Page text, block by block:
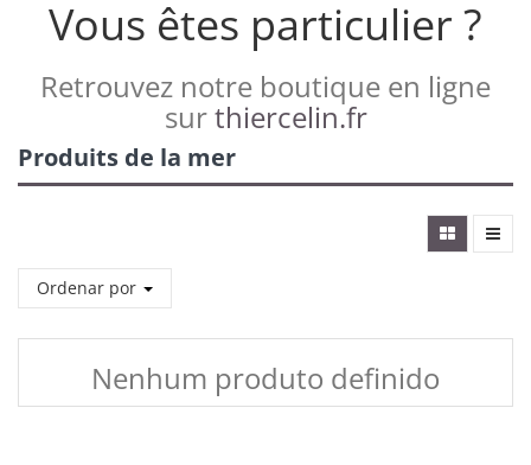
Vous êtes particulier ?
Retrouvez notre boutique en ligne
surthiercelin.fr
Produits de la mer
Ordenar por
Nenhum produto definido